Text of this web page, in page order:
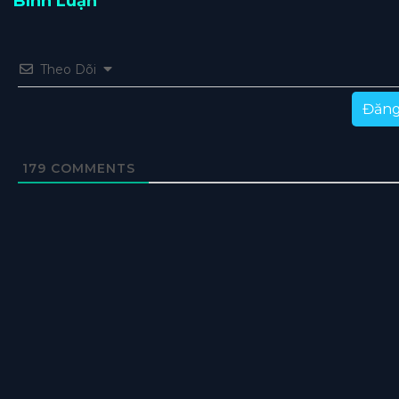
Theo Dõi
179 COMMENTS